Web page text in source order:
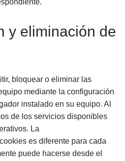
y eliminación de
bloquear o eliminar las
mediante la configuración
instalado en su equipo. Al
de los servicios disponibles
La
es diferente para cada
puede hacerse desde el